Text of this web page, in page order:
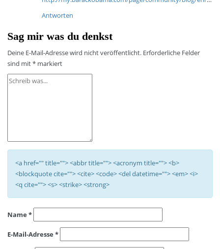
Antworten
Sag mir was du denkst
Deine E-Mail-Adresse wird nicht veröffentlicht. Erforderliche Felder
sind mit* markiert
<a href="" title=""> <abbr title=""> <acronym title=""> <b>
<blockquote cite=""> <cite> <code> <del datetime=""> <em> <i>
<q cite=""> <s> <strike> <strong>
Name *
E-Mail-Adresse *